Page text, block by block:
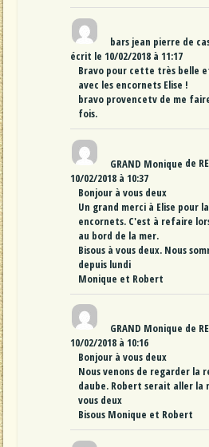
bars jean pierre de
écrit le 10/02/2018 à 11:17
Bravo pour cette très belle
avec les encornets Elise !
bravo provencetv de me
fois.
GRAND Monique de
10/02/2018 à 10:37
Bonjour à vous deux
Un grand merci à Elise pour
encornets. C'est à refaire
au bord de la mer.
Bisous à vous deux. Nous
depuis lundi
Monique et Robert
GRAND Monique de
10/02/2018 à 10:16
Bonjour à vous deux
Nous venons de regarder la
daube. Robert serait aller la
vous deux
Bisous Monique et Robert